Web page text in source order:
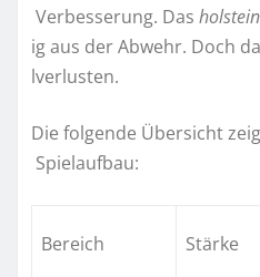
Verbesserung. Das
ig aus der Abwehr. Doch
lverlusten.
Die folgende Übersicht
Spielaufbau:
Bereich Stärke